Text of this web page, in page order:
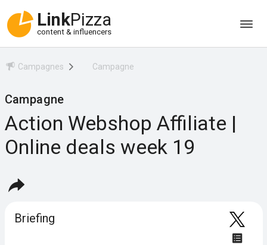
LinkPizza
content & influencers
Campagnes Campagne
Campagne
Action Webshop Affiliate |
Online deals week 19
Briefing